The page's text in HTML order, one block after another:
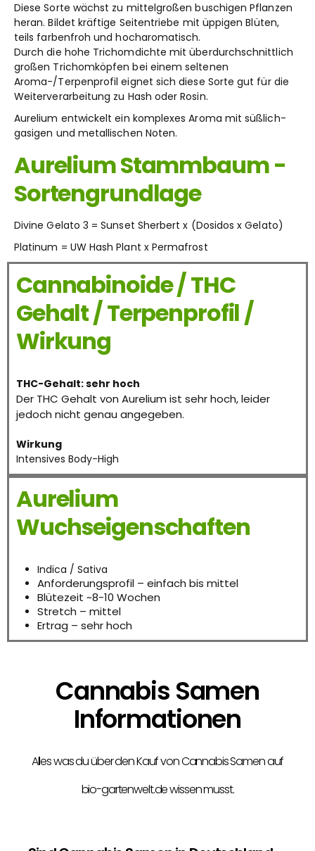
Diese Sorte wächst zu mittelgroßen buschigen Pflanzen
heran. Bildet kräftige Seitentriebe mit üppigen Blüten,
teils farbenfroh und hocharomatisch.
Durch die hohe Trichomdichte mit überdurchschnittlich
großen Trichomköpfen bei einem seltenen
Aroma-/Terpenprofil eignet sich diese Sorte gut für die
Weiterverarbeitung zu Hash oder Rosin.
Aurelium entwickelt ein komplexes Aroma mit süßlich-
gasigen und metallischen Noten.
Aurelium Stammbaum -
Sortengrundlage
Divine Gelato 3 = Sunset Sherbert x (Dosidos x Gelato)
Platinum = UW Hash Plant x Permafrost
Cannabinoide / THC
Gehalt / Terpenprofil /
Wirkung
THC-Gehalt: sehr hoch
Der THC Gehalt von Aurelium ist sehr hoch, leider
jedoch nicht genau angegeben.
Wirkung
Intensives Body-High
Aurelium
Wuchseigenschaften
Indica / Sativa
Anforderungsprofil – einfach bis mittel
Blütezeit ~8-10 Wochen
Stretch – mittel
Ertrag – sehr hoch
Cannabis Samen
Informationen
Alles was du über den Kauf von Cannabis Samen auf
bio-gartenwelt.de wissen musst.